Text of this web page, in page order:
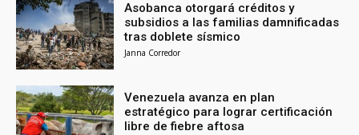
Asobanca otorgará créditos y
subsidios a las familias damnificadas
tras doblete sísmico
Janna Corredor
Venezuela avanza en plan
estratégico para lograr certificación
libre de fiebre aftosa